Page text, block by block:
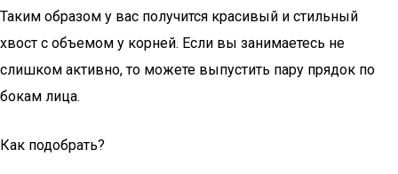
Таким образом у вас получится красивый и стильный
хвост с объемом у корней. Если вы занимаетесь не
слишком активно, то можете выпустить пару прядок по
бокам лица.
Как подобрать?